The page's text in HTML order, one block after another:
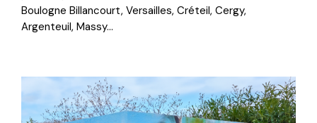
Boulogne Billancourt, Versailles, Créteil, Cergy,
Argenteuil, Massy...